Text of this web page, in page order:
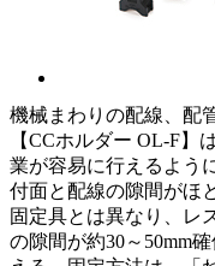
機械まわりの配線、配
【CCホルダー OL-F】
業が容易に行えるよう
付面と配線の隙間がほ
固定具とは異なり、レ
の隙間が約30～50mm